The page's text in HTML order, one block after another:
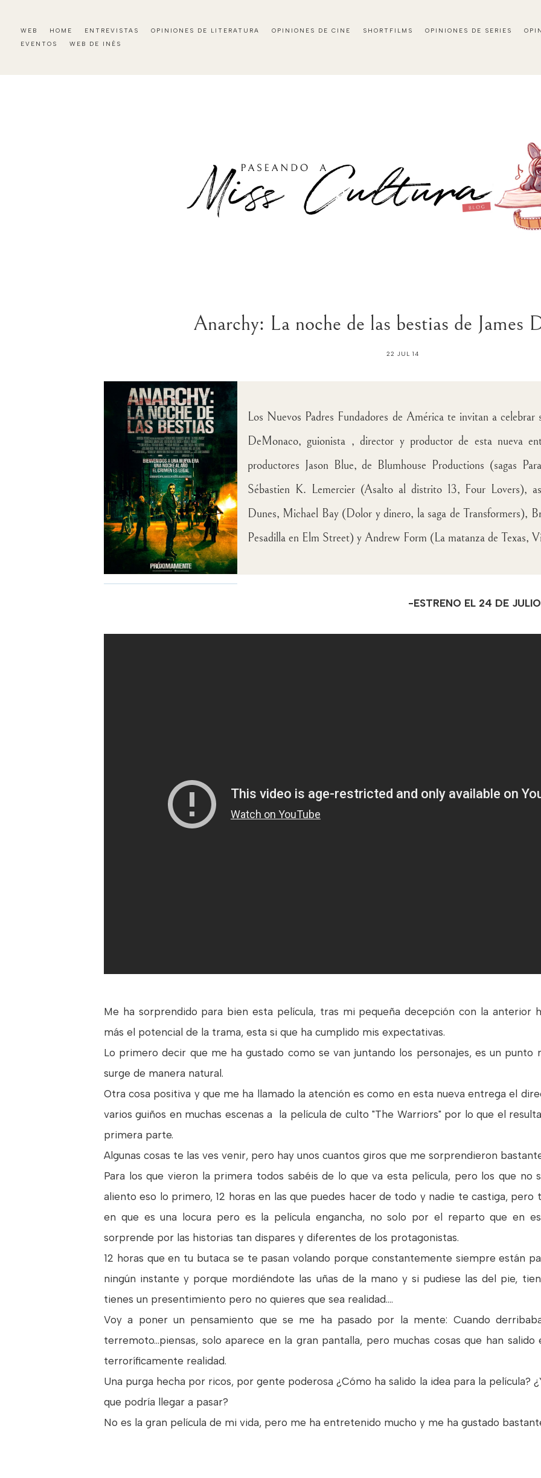
WEB HOME ENTREVISTAS OPINIONES DE LITERATURA OPINIONES DE CINE SHORTFILMS OPINIONES DE SERIES
EVENTOS
WEB DE INÉS
Anarchy: La noche de las bestias de James
22 JUL 14
Los Nuevos Padres Fundadores de América te invitan a celebrar
DeMonaco, guionista , director y productor de esta nueva
productores Jason Blue, de Blumhouse Productions (sagas
Sébastien K. Lemercier (Asalto al distrito 13, Four Lovers),
Dunes, Michael Bay (Dolor y dinero, la saga de Transformers),
Pesadilla en Elm Street) y Andrew Form (La matanza de Texas,
-ESTRENO EL 24 DE
Me ha sorprendido para bien esta película, tras mi pequeña decepción con la anterior
más el potencial de la trama, esta si que ha cumplido mis expectativas.
Lo primero decir que me ha gustado como se van juntando los personajes, es un punto
surge de manera natural.
Otra cosa positiva y que me ha llamado la atención es como en esta nueva entrega el
varios guiños en muchas escenas a la película de culto "The Warriors" por lo que el
primera parte.
Algunas cosas te las ves venir, pero hay unos cuantos giros que me sorprendieron
Para los que vieron la primera todos sabéis de lo que va esta película, pero los que no
aliento eso lo primero, 12 horas en las que puedes hacer de todo y nadie te castiga,
en que es una locura pero es la película engancha, no solo por el reparto que en
sorprende por las historias tan dispares y diferentes de los protagonistas.
12 horas que en tu butaca se te pasan volando porque constantemente siempre están
ningún instante y porque mordiéndote las uñas de la mano y si pudiese las del pie,
tienes un presentimiento pero no quieres que sea realidad....
Voy a poner un pensamiento que se me ha pasado por la mente: Cuando
terremoto...piensas, solo aparece en la gran pantalla, pero muchas cosas que han
terroríficamente realidad.
Una purga hecha por ricos, por gente poderosa ¿Cómo ha salido la idea para la película?
que podría llegar a pasar?
No es la gran película de mi vida, pero me ha entretenido mucho y me ha gustado